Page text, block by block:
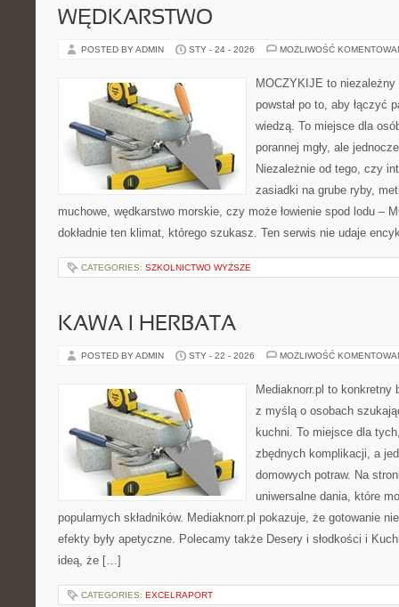
WĘDKARSTWO
POSTED BY ADMIN STY - 24 - 2026 MOŻLIWOŚĆ
MOCZYKIJE to
powstał po to, aby łączyć
wiedzą. To miejsce dla
porannej mgły, ale
Niezależnie od tego, czy
zasiadki na grube ryby,
muchowe, wędkarstwo morskie, czy może łowienie spod lodu –
dokładnie ten klimat, którego szukasz. Ten serwis nie udaje
CATEGORIES: SZKOLNICTWO WYŻSZE
KAWA I HERBATA
POSTED BY ADMIN STY - 22 - 2026 MOŻLIWOŚĆ
Mediaknorr.pl to konkretny
z myślą o osobach
kuchni. To miejsce dla
zbędnych komplikacji, a
domowych potraw. Na
uniwersalne dania, które
popularnych składników. Mediaknorr.pl pokazuje, że gotowanie
efekty były apetyczne. Polecamy także Desery i słodkości i
ideą, że […]
CATEGORIES: EXCELRAPORT